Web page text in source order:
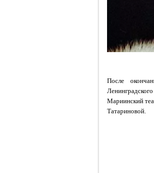
После
Мариинский
Татариновой.